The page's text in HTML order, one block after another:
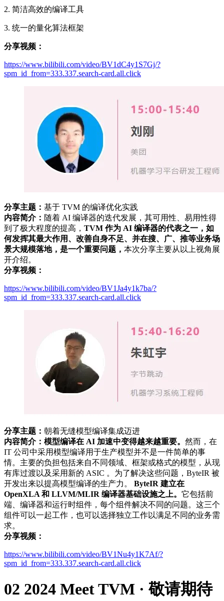
2. 简洁高效的编译工具
3. 统一的量化算法框架
分享视频：
https://www.bilibili.com/video/BV1dC4y1S7Gj/?
spm_id_from=333.337.search-card.all.click
分享主题： 基于 TVM 的编译优化实践
内容简介： 随着 AI 编译器的迭代发展，其可用性、易用性得
到了极大程度的提高， TVM 作为 AI 编译器的代表之一，如
何发挥其最大作用、改善自身不足、并在搜、广、推等业务场
景大规模落地，是一个重要问题， 本次分享主要从以上视角展
开介绍。
分享视频：
https://www.bilibili.com/video/BV1Ja4y1k7ba/?
spm_id_from=333.337.search-card.all.click
分享主题： 朝着无缝模型编译集成迈进
内容简介： 模型编译在 AI 加速中变得越来越重要。 然而，在
IT 公司中采用模型编译用于生产模型并不是一件简单的事
情。主要的负担包括来自不同领域、框架或格式的模型，从现
有库过渡以及采用新的 ASIC 。为了解决这些问题，ByteIR 被
开发出来以提高模型编译的生产力。 ByteIR 建立在
OpenXLA 和 LLVM/MLIR 编译器基础设施之上。 它包括前
端、编译器和运行时组件，每个组件解决不同的问题。这三个
组件可以一起工作，也可以选择独立工作以满足不同的业务需
求。
分享视频：
https://www.bilibili.com/video/BV1Nu4y1K7Af/?
spm_id_from=333.337.search-card.all.click
02 2024 Meet TVM · 敬请期待